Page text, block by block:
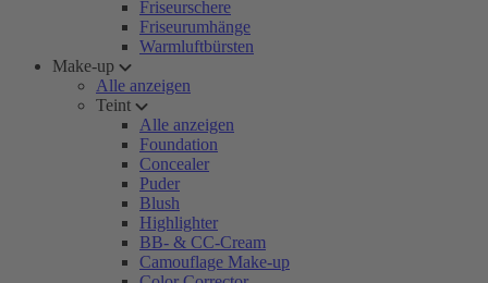
Friseurschere
Friseurumhänge
Warmluftbürsten
Make-up
Alle anzeigen
Teint
Alle anzeigen
Foundation
Concealer
Puder
Blush
Highlighter
BB- & CC-Cream
Camouflage Make-up